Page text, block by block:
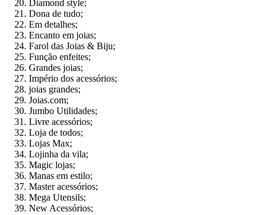
Diamond style;
Dona de tudo;
Em detalhes;
Encanto em joias;
Farol das Joias & Biju;
Função enfeites;
Grandes joias;
Império dos acessórios;
joias grandes;
Joias.com;
Jumbo Utilidades;
Livre acessórios;
Loja de todos;
Lojas Max;
Lojinha da vila;
Magic lojas;
Manas em estilo;
Master acessórios;
Mega Utensils;
New Acessórios;